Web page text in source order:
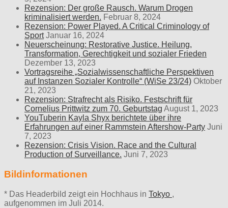
Rezension: Der große Rausch. Warum Drogen
kriminalisiert werden. Februar 8, 2024
Rezension: Power Played. A Critical Criminology of
Sport Januar 16, 2024
Neuerscheinung: Restorative Justice. Heilung,
Transformation, Gerechtigkeit und sozialer Frieden
Dezember 13, 2023
Vortragsreihe „Sozialwissenschaftliche Perspektiven
auf Instanzen Sozialer Kontrolle“ (WiSe 23/24) Oktober
21, 2023
Rezension: Strafrecht als Risiko. Festschrift für
Cornelius Prittwitz zum 70. Geburtstag August 1, 2023
YouTuberin Kayla Shyx berichtete über ihre
Erfahrungen auf einer Rammstein Aftershow-Party Juni
7, 2023
Rezension: Crisis Vision. Race and the Cultural
Production of Surveillance. Juni 7, 2023
Bildinformationen
* Das Headerbild zeigt ein Hochhaus in Tokyo ,
aufgenommen im Juli 2014.